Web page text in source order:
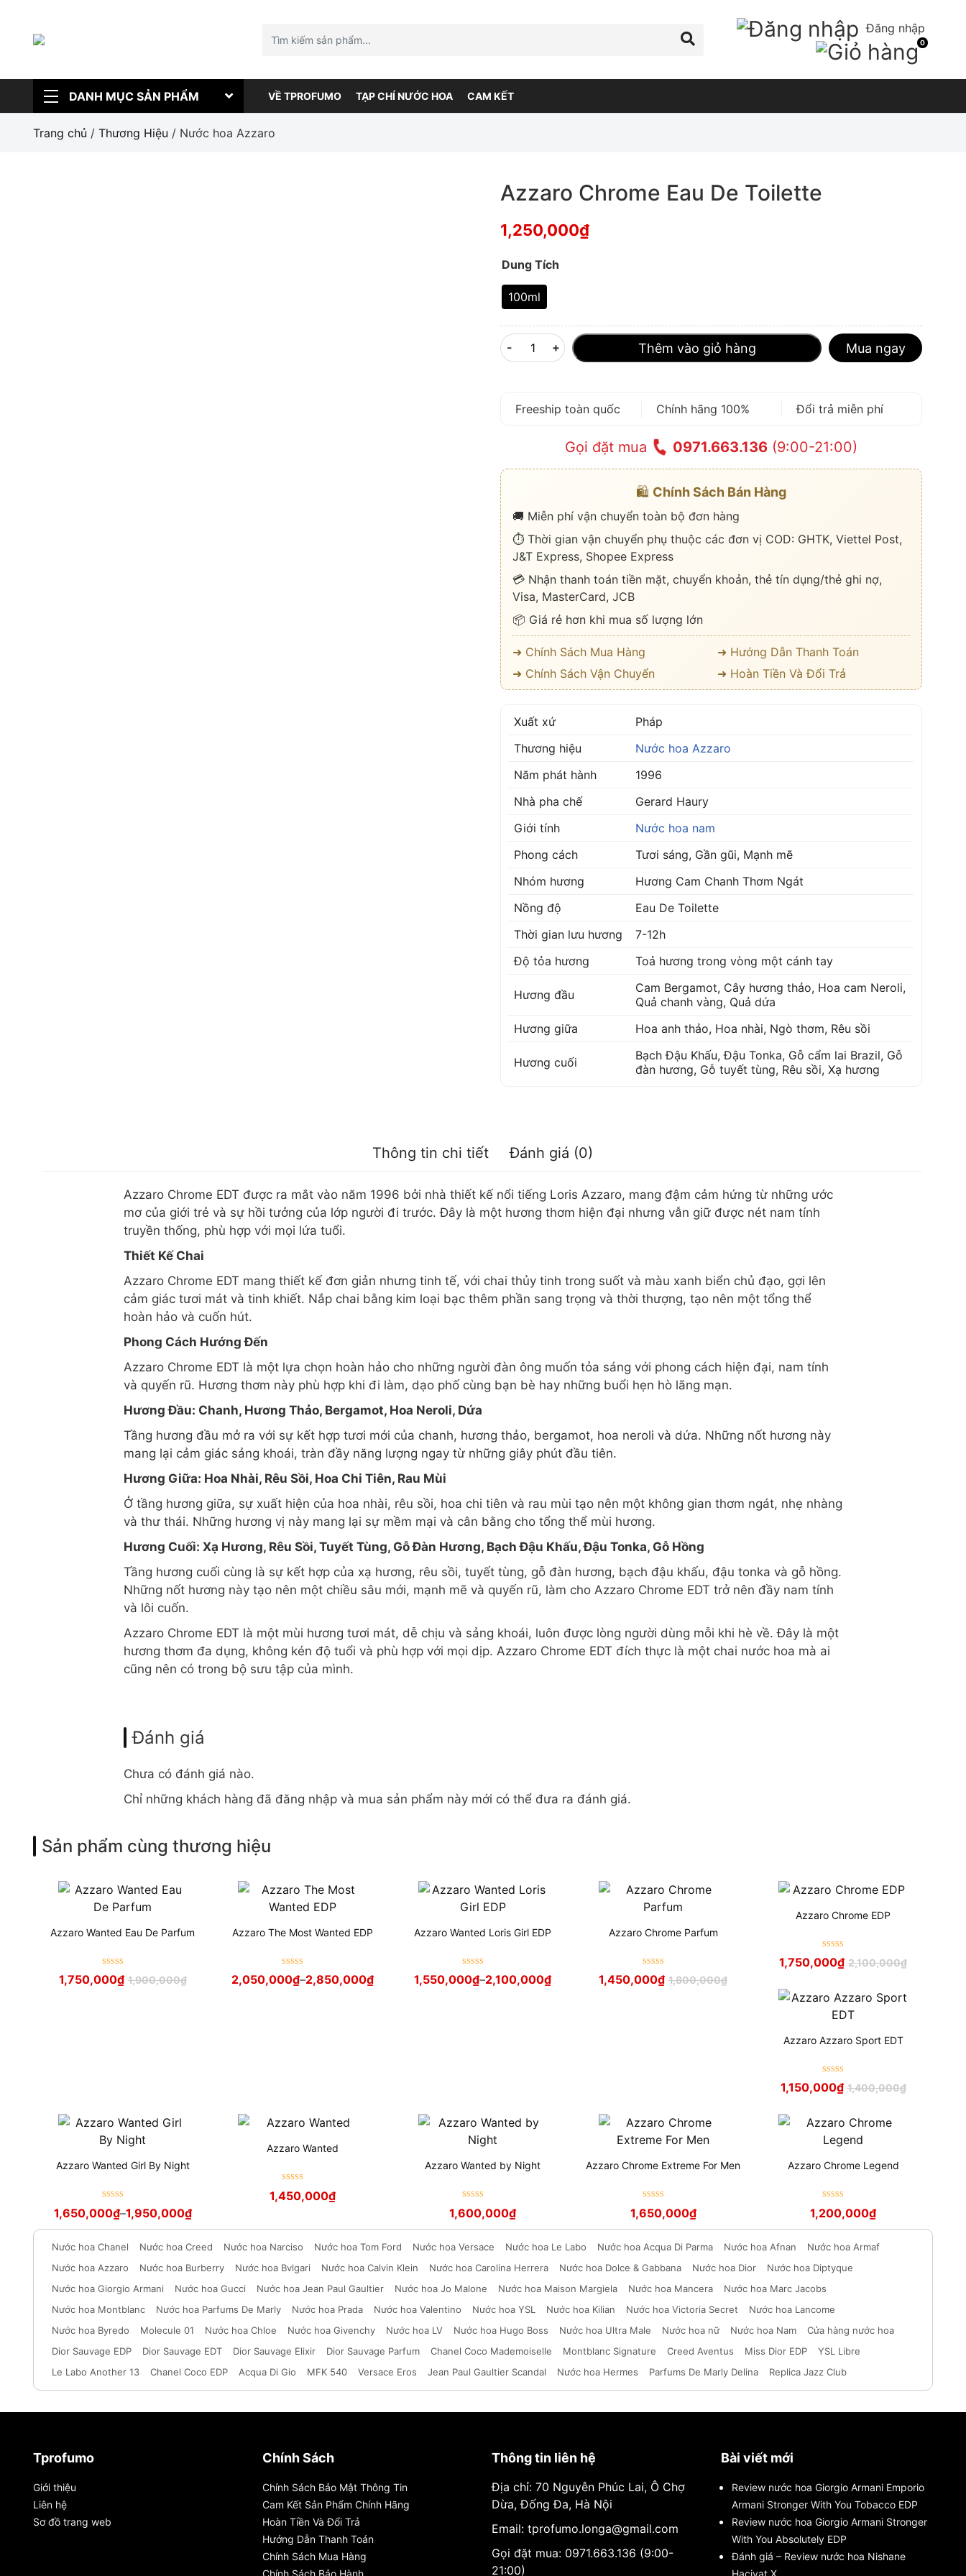
Đăng nhập
0
DANH MỤC SẢN PHẨM VỀ TPROFUMO TẠP CHÍ NƯỚC HOA CAM KẾT
Trang chủ / Thương Hiệu / Nước hoa Azzaro
Azzaro Chrome Eau De Toilette
1,250,000₫
Dung Tích
100ml
- + Thêm vào giỏ hàng Mua ngay
Freeship toàn quốc Chính hãng 100% Đổi trả miễn phí
Gọi đặt mua 0971.663.136 (9:00-21:00)
🛍️ Chính Sách Bán Hàng
🚚 Miễn phí vận chuyển toàn bộ đơn hàng
⏱️ Thời gian vận chuyển phụ thuộc các đơn vị COD: GHTK, Viettel Post,
J&T Express, Shopee Express
💳 Nhận thanh toán tiền mặt, chuyển khoản, thẻ tín dụng/thẻ ghi nợ,
Visa, MasterCard, JCB
📦 Giá rẻ hơn khi mua số lượng lớn
➜ Chính Sách Mua Hàng
➜ Hướng Dẫn Thanh Toán
➜ Chính Sách Vận Chuyển
➜ Hoàn Tiền Và Đổi Trả
Xuất xứ
Pháp
Thương hiệu
Nước hoa Azzaro
Năm phát hành
1996
Nhà pha chế
Gerard Haury
Giới tính
Nước hoa nam
Phong cách
Tươi sáng, Gần gũi, Mạnh mẽ
Nhóm hương
Hương Cam Chanh Thơm Ngát
Nồng độ
Eau De Toilette
Thời gian lưu hương
7-12h
Độ tỏa hương
Toả hương trong vòng một cánh tay
Hương đầu Cam Bergamot, Cây hương thảo, Hoa cam Neroli,
Quả chanh vàng, Quả dứa
Hương giữa
Hoa anh thảo, Hoa nhài, Ngò thơm, Rêu sồi
Hương cuối Bạch Đậu Khấu,Đậu Tonka, Gỗ cẩm lai Brazil, Gỗ
đàn hương, Gỗ tuyết tùng, Rêu sồi,Xạ hương
Thông tin chi tiết Đánh giá (0)
Azzaro Chrome EDT được ra mắt vào năm 1996 bởi nhà thiết kế nổi tiếng Loris Azzaro, mang đậm cảm hứng từ những ước
mơ của giới trẻ và sự hồi tưởng của lớp người đi trước. Đây là một hương thơm hiện đại nhưng vẫn giữ được nét nam tính
truyền thống, phù hợp với mọi lứa tuổi.
Thiết Kế Chai
Azzaro Chrome EDT mang thiết kế đơn giản nhưng tinh tế, với chai thủy tinh trong suốt và màu xanh biển chủ đạo, gợi lên
cảm giác tươi mát và tinh khiết. Nắp chai bằng kim loại bạc thêm phần sang trọng và thời thượng, tạo nên một tổng thể
hoàn hảo và cuốn hút.
Phong Cách Hướng Đến
Azzaro Chrome EDT là một lựa chọn hoàn hảo cho những người đàn ông muốn tỏa sáng với phong cách hiện đại, nam tính
và quyến rũ. Hương thơm này phù hợp khi đi làm, dạo phố cùng bạn bè hay những buổi hẹn hò lãng mạn.
Hương Đầu: Chanh, Hương Thảo, Bergamot, Hoa Neroli, Dứa
Tầng hương đầu mở ra với sự kết hợp tươi mới của chanh, hương thảo, bergamot, hoa neroli và dứa. Những nốt hương này
mang lại cảm giác sảng khoái, tràn đầy năng lượng ngay từ những giây phút đầu tiên.
Hương Giữa: Hoa Nhài, Rêu Sồi, Hoa Chi Tiên, Rau Mùi
Ở tầng hương giữa, sự xuất hiện của hoa nhài, rêu sồi, hoa chi tiên và rau mùi tạo nên một không gian thơm ngát, nhẹ nhàng
và thư thái. Những hương vị này mang lại sự mềm mại và cân bằng cho tổng thể mùi hương.
Hương Cuối: Xạ Hương, Rêu Sồi, Tuyết Tùng, Gỗ Đàn Hương, Bạch Đậu Khấu, Đậu Tonka, Gỗ Hồng
Tầng hương cuối cùng là sự kết hợp của xạ hương, rêu sồi, tuyết tùng, gỗ đàn hương, bạch đậu khấu, đậu tonka và gỗ hồng.
Những nốt hương này tạo nên một chiều sâu mới, mạnh mẽ và quyến rũ, làm cho Azzaro Chrome EDT trở nên đầy nam tính
và lôi cuốn.
Azzaro Chrome EDT là một mùi hương tươi mát, dễ chịu và sảng khoái, luôn được lòng người dùng mỗi khi hè về. Đây là một
hương thơm đa dụng, không kén độ tuổi và phù hợp với mọi dịp. Azzaro Chrome EDT đích thực là một chai nước hoa mà ai
cũng nên có trong bộ sưu tập của mình.
Đánh giá
Chưa có đánh giá nào.
Chỉ những khách hàng đã đăng nhập và mua sản phẩm này mới có thể đưa ra đánh giá.
Sản phẩm cùng thương hiệu
Azzaro Wanted Eau De Parfum
hạng5 sao
1,900,000₫
1,750,000₫
Azzaro The Most Wanted EDP
hạng5sao
2,050,000₫–2,850,000₫
Azzaro Wanted Loris Girl EDP
hạng5sao
1,550,000₫–2,100,000₫
Azzaro Chrome Parfum
hạng5 sao
1,800,000₫
1,450,000₫
Azzaro Chrome EDP
hạng5 sao
2,100,000₫
1,750,000₫
Azzaro Azzaro Sport EDT
hạng5 sao
1,400,000₫
1,150,000₫
Azzaro Wanted Girl By Night
hạng5sao
1,650,000₫–1,950,000₫
Azzaro Wanted
hạng5sao
1,450,000₫
Azzaro Wanted by Night
hạng5sao
1,600,000₫
Azzaro Chrome Extreme For Men
hạng5sao
1,650,000₫
Azzaro Chrome Legend
hạng5sao
1,200,000₫
Nước hoa Chanel Nước hoa Creed Nước hoa Narciso Nước hoa Tom Ford Nước hoa Versace Nước hoa Le Labo Nước hoa Acqua Di Parma Nước hoa Afnan
Nước hoa Armaf
Nước hoa Azzaro
Nước hoa Burberry Nước hoa Bvlgari Nước hoa Calvin Klein Nước hoa Carolina Herrera Nước hoa Dolce & Gabbana Nước hoa Dior
Nước hoa Diptyque
Nước hoa Giorgio Armani
Nước hoa Gucci Nước hoa Jean Paul Gaultier Nước hoa Jo Malone Nước hoa Maison Margiela Nước hoa Mancera
Nước hoa Marc Jacobs
Nước hoa Montblanc
Nước hoa Parfums De Marly Nước hoa Prada Nước hoa Valentino Nước hoa YSL Nước hoa Kilian Nước hoa Victoria Secret
Nước hoa Lancome
Nước hoa Byredo
Molecule 01 Nước hoa Chloe Nước hoa Givenchy Nước hoa LV Nước hoa Hugo Boss Nước hoa Ultra Male Nước hoa nữ Nước hoa Nam
Cửa hàng nước hoa
Dior Sauvage EDP
Dior Sauvage EDT Dior Sauvage Elixir Dior Sauvage Parfum Chanel Coco Mademoiselle Montblanc Signature Creed Aventus Miss Dior EDP
YSL Libre
Le Labo Another 13
Chanel Coco EDP Acqua Di Gio MFK 540 Versace Eros Jean Paul Gaultier Scandal Nước hoa Hermes Parfums De Marly Delina Replica Jazz Club
Tprofumo
Giới thiệu
Liên hệ
Sơ đồ trang web
Chính Sách
Chính Sách Bảo Mật Thông Tin
Cam Kết Sản Phẩm Chính Hãng
Hoàn Tiền Và Đổi Trả
Hướng Dẫn Thanh Toán
Chính Sách Mua Hàng
Chính Sách Bảo Hành
Thông tin liên hệ
Địa chỉ: 70 Nguyễn Phúc Lai, Ô Chợ
Dừa, Đống Đa, Hà Nội
Email: tprofumo.longa@gmail.com
Gọi đặt mua: 0971.663.136 (9:00-
21:00)
Bài viết mới
Review nước hoa Giorgio Armani Emporio
Armani Stronger With You Tobacco EDP
Review nước hoa Giorgio Armani Stronger
With You Absolutely EDP
Đánh giá – Review nước hoa Nishane
Hacivat X